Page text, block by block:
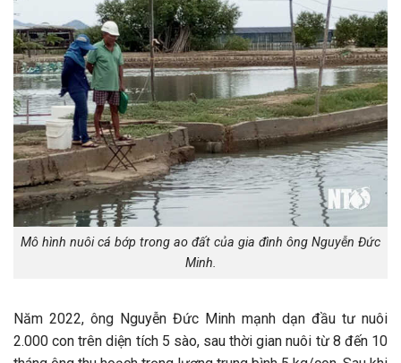
Mô hình nuôi cá bớp trong ao đất của gia đình ông Nguyễn Đức
Minh.
Năm 2022, ông Nguyễn Đức Minh mạnh dạn đầu tư nuôi
2.000 con trên diện tích 5 sào, sau thời gian nuôi từ 8 đến 10